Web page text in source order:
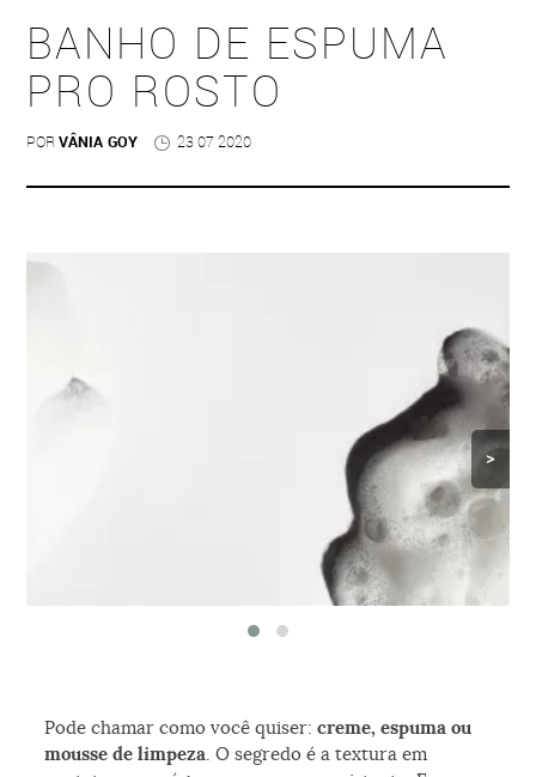
BANHO DE ESPUMA
PRO ROSTO
PORVÂNIA GOY 23 07 2020
>
Pode chamar como você quiser:creme, espuma ou
mousse de limpeza . O segredo é a textura em